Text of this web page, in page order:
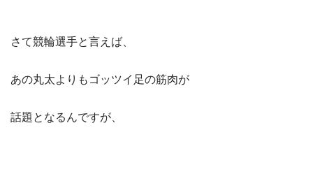
さて競輪選手と言えば、
あの丸太よりもゴッツイ足の筋肉が
話題となるんですが、